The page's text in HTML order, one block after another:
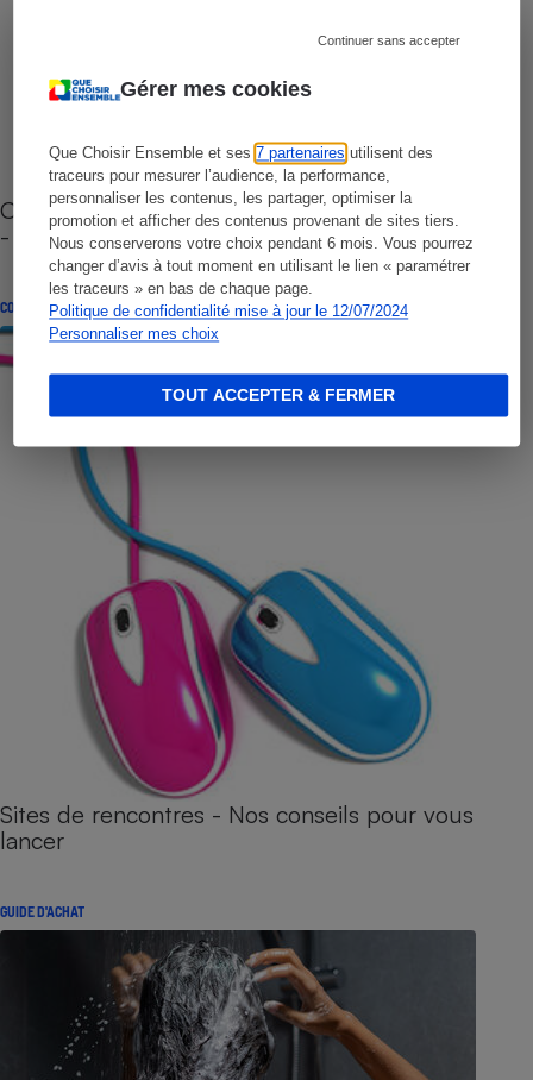
Gérer mes cookies
Que Choisir Ensemble et ses7 partenaires utilisent des
traceurs pour mesurer l’audience, la performance,
personnaliser les contenus, les partager, optimiser la
promotion et afficher des contenus provenant de sites tiers.
Nous conserverons votre choix pendant 6 mois. Vous pourrez
changer d’avis à tout moment en utilisant le lien « paramétrer
les traceurs » en bas de chaque page.
Politique de confidentialité mise à jour le 12/07/2024
Personnaliser mes choix
Continuer sans accepter
TOUT ACCEPTER & FERMER
Cafetière à capsules zéro déchet CoffeeB (vidéo)
- Premières impressions
CONSEILS
Sites de rencontres - Nos conseils pour vous
lancer
GUIDE D'ACHAT